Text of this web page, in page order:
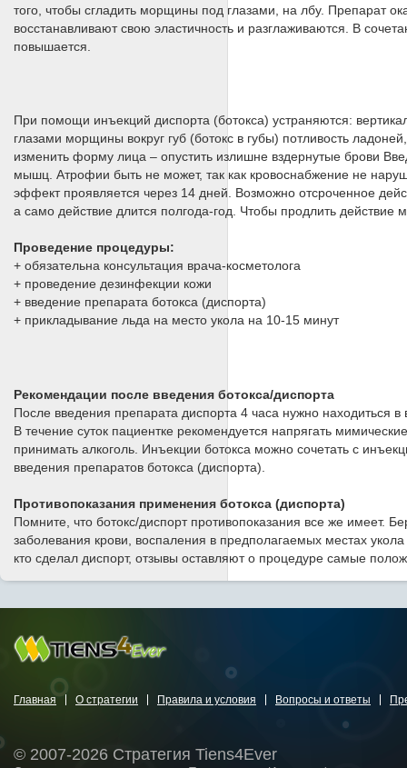
того, чтобы сгладить морщины под глазами, на лбу. Препарат
восстанавливают свою эластичность и разглаживаются. В
повышается.
При помощи инъекций диспорта (ботокса) устраняются:
глазами морщины вокруг губ (ботокс в губы) потливость
изменить форму лица – опустить излишне вздернутые брови
мышц. Атрофии быть не может, так как кровоснабжение не
эффект проявляется через 14 дней. Возможно отсроченное
а само действие длится полгода-год. Чтобы продлить действие
Проведение процедуры:
+ обязательна консультация врача-косметолога
+ проведение дезинфекции кожи
+ введение препарата ботокса (диспорта)
+ прикладывание льда на место укола на 10-15 минут
Рекомендации после введения ботокса/диспорта
После введения препарата диспорта 4 часа нужно находиться
В течение суток пациентке рекомендуется напрягать
принимать алкоголь. Инъекции ботокса можно сочетать с
введения препаратов ботокса (диспорта).
Противопоказания применения ботокса (диспорта)
Помните, что ботокс/диспорт противопоказания все же имеет.
заболевания крови, воспаления в предполагаемых местах
кто сделал диспорт, отзывы оставляют о процедуре самые
Главная О стратегии Правила и условия Вопросы и ответы
© 2007-2026 Стратегия Tiens4Ever